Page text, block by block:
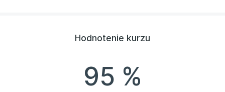
zariadení Ministerstva vnútra ČR, ako psychiater
Hodnotenie kurzu
95 %